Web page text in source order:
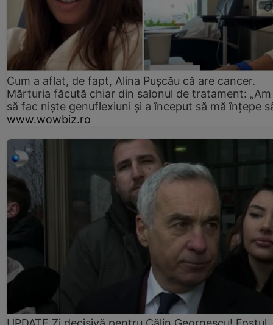
Cum a aflat, de fapt, Alina Pușcău că are cancer.
Mărturia făcută chiar din salonul de tratament:
să fac niște genuflexiuni și a început să mă înțepe
www.wowbiz.ro